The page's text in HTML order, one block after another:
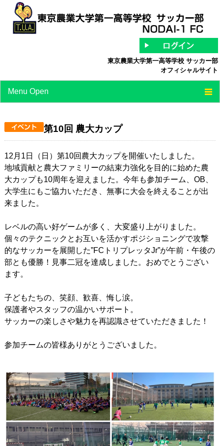
東京農業大学第一高等学校 サッカー部
オフィシャルサイト
Menu Open
チーム紹介
最新情報
スケジュール
スタッフ/選手紹介
戦歴/卒業後の進路
リンク集
第10回 農大カップ
12月1日（日）第10回農大カップを開催いたしました。
地域貢献と農大ファミリーの結束力強化を目的に始めた農
大カップも10周年を迎えました。今年も参加チーム、OB、
大学生にもご協力いただき、無事に大会を終えることが出
来ました。
レベルの高い好ゲームが多く、大変盛り上がりました。
個々のテクニックとお互いを活かすポジショニングで攻撃
的なサッカーを展開した”FCトリプレッタJr”が午前・午後の
部とも優勝！見事二冠を達成しました。おめでとうござい
ます。
子どもたちの、笑顔、歓喜、悔し涙。
保護者やスタッフの温かいサポート。
サッカーの楽しさや魅力を再認識させていただきました！
参加チームの皆様ありがとうございました。